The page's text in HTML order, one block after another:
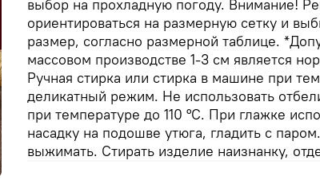
выбор на прохладную погоду. Внимание!
ориентироваться на размерную сетку и
размер, согласно размерной таблице.
массовом производстве 1-3 см является
Ручная стирка или стирка в машине при
деликатный режим. Не использовать
при температуре до 110 °C. При глажке
насадку на подошве утюга, гладить с
выжимать. Стирать изделие наизнанку,